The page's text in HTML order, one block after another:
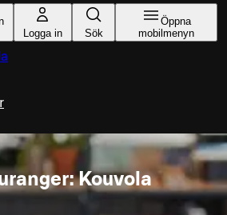
Logga in Sök
Öppna
mobilmenyn
Kouvola